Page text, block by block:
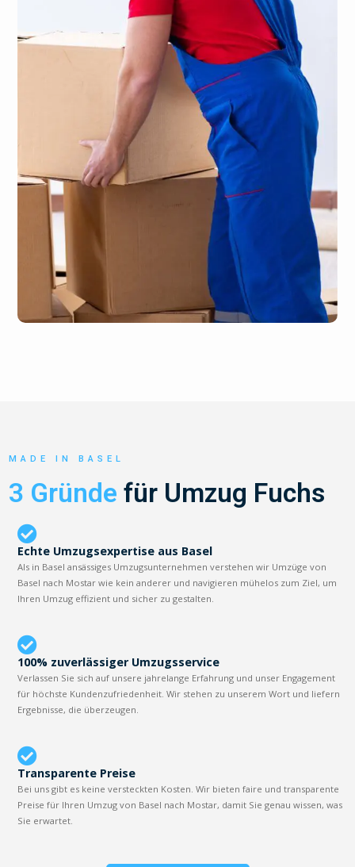
MADE IN BASEL
3 Gründe für Umzug Fuchs
Echte Umzugsexpertise aus Basel
Als in Basel ansässiges Umzugsunternehmen verstehen wir Umzüge von
Basel nach Mostar wie kein anderer und navigieren mühelos zum Ziel, um
Ihren Umzug effizient und sicher zu gestalten.
100% zuverlässiger Umzugsservice
Verlassen Sie sich auf unsere jahrelange Erfahrung und unser Engagement
für höchste Kundenzufriedenheit. Wir stehen zu unserem Wort und liefern
Ergebnisse, die überzeugen.
Transparente Preise
Bei uns gibt es keine versteckten Kosten. Wir bieten faire und transparente
Preise für Ihren Umzug von Basel nach Mostar, damit Sie genau wissen, was
Sie erwartet.